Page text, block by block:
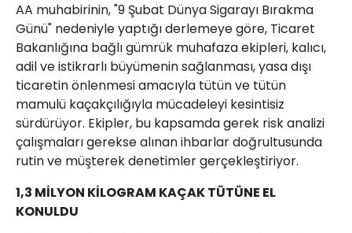
AA muhabirinin, "9 Şubat Dünya Sigarayı Bırakma
Günü" nedeniyle yaptığı derlemeye göre, Ticaret
Bakanlığına bağlı gümrük muhafaza ekipleri, kalıcı,
adil ve istikrarlı büyümenin sağlanması, yasa dışı
ticaretin önlenmesi amacıyla tütün ve tütün
mamulü kaçakçılığıyla mücadeleyi kesintisiz
sürdürüyor. Ekipler, bu kapsamda gerek risk analizi
çalışmaları gerekse alınan ihbarlar doğrultusunda
rutin ve müşterek denetimler gerçekleştiriyor.
1,3 MİLYON KİLOGRAM KAÇAK TÜTÜNE EL
KONULDU